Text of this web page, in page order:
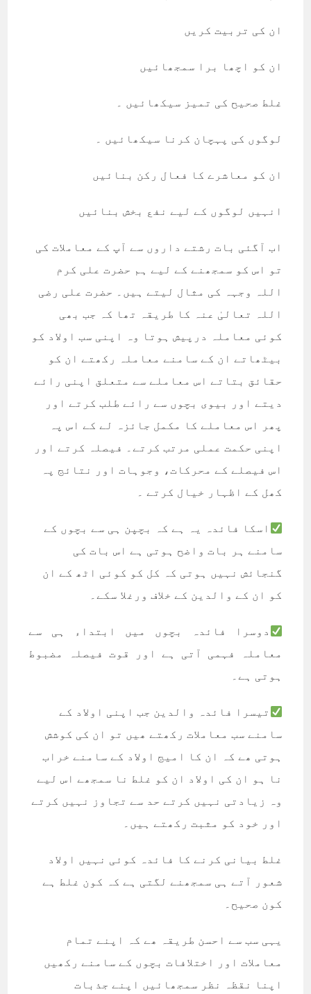
ان کی تربیت کریں
ان کو اچھا برا سمجھائیں
غلط صحیح کی تمیز سیکھائیں ۔
لوگوں کی پہچان کرنا سیکھائیں ۔
ان کو معاشرے کا فعال رکن بنائیں
انہیں لوگوں کے لیے نفع بخش بنائیں
اب آگئی بات رشتے داروں سے آپ کے معاملات کی
تو اس کو سمجھنے کے لیے ہم حضرت علی کرم
اللہ وجہہ کی مثال لیتے ہیں۔ حضرت علی رضی
اللہ تعالیٰ عنہ کا طریقہ تھا کہ جب بھی
کوئی معاملہ درپیش ہوتا وہ اپنی سب اولاد کو
بیٹھاتے ان کے سامنے معاملہ رکھتے ان کو
حقائق بتاتے اس معاملے سے متعلق اپنی رائے
دیتے اور بیوی بچوں سے رائے طلب کرتے اور
پھر اس معاملے کا مکمل جائزہ لے کے اس پہ
اپنی حکمت عملی مرتب کرتے۔ فیصلہ کرتے اور
اس فیصلے کے محرکات، وجوہات اور نتائج پہ
کھل کے اظہار خیال کرتے ۔
اسکا فائدہ یہ ہے کہ بچپن ہی سے بچوں کے
سامنے ہر بات واضح ہوتی ہے اس بات کی
گنجائش نہیں ہوتی کہ کل کو کوئی اٹھ کے ان
کو ان کے والدین کے خلاف ورغلا سکے۔
دوسرا فائدہ بچوں میں ابتداء ہی سے
معاملہ فہمی آتی ہے اور قوت فیصلہ مضبوط
ہوتی ہے۔
تیسرا فائدہ والدین جب اپنی اولاد کے
سامنے سب معاملات رکھتے ھیں تو ان کی کوشش
ہوتی ھے کہ ان کا امیج اولاد کے سامنے خراب
نا ہو ان کی اولاد ان کو غلط نا سمجھے اس لیے
وہ زیادتی نہیں کرتے حد سے تجاوز نہیں کرتے
اور خود کو مثبت رکھتے ہیں۔
غلط بیانی کرنے کا فائدہ کوئی نہیں اولاد
شعور آتے ہی سمجھنے لگتی ہے کہ کون غلط ہے
کون صحیح۔
یہی سب سے احسن طریقہ ھے کہ اپنے تمام
معاملات اور اختلافات بچوں کے سامنے رکھیں
اپنا نقظہ نظر سمجھائیں اپنے جذبات